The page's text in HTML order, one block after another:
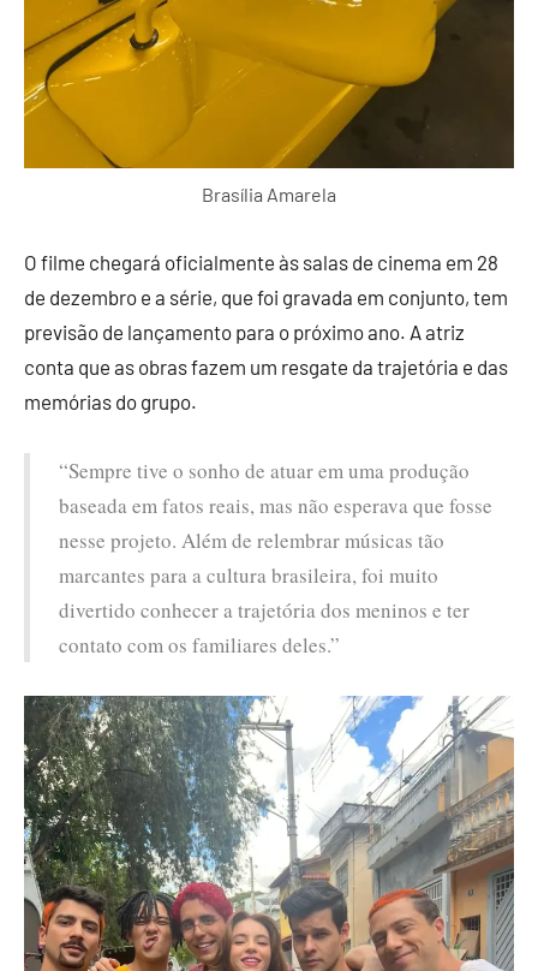
Brasília Amarela
O filme chegará oficialmente às salas de cinema em 28
de dezembro e a série, que foi gravada em conjunto, tem
previsão de lançamento para o próximo ano. A atriz
conta que as obras fazem um resgate da trajetória e das
memórias do grupo.
“Sempre tive o sonho de atuar em uma produção
baseada em fatos reais, mas não esperava que fosse
nesse projeto. Além de relembrar músicas tão
marcantes para a cultura brasileira, foi muito
divertido conhecer a trajetória dos meninos e ter
contato com os familiares deles.”